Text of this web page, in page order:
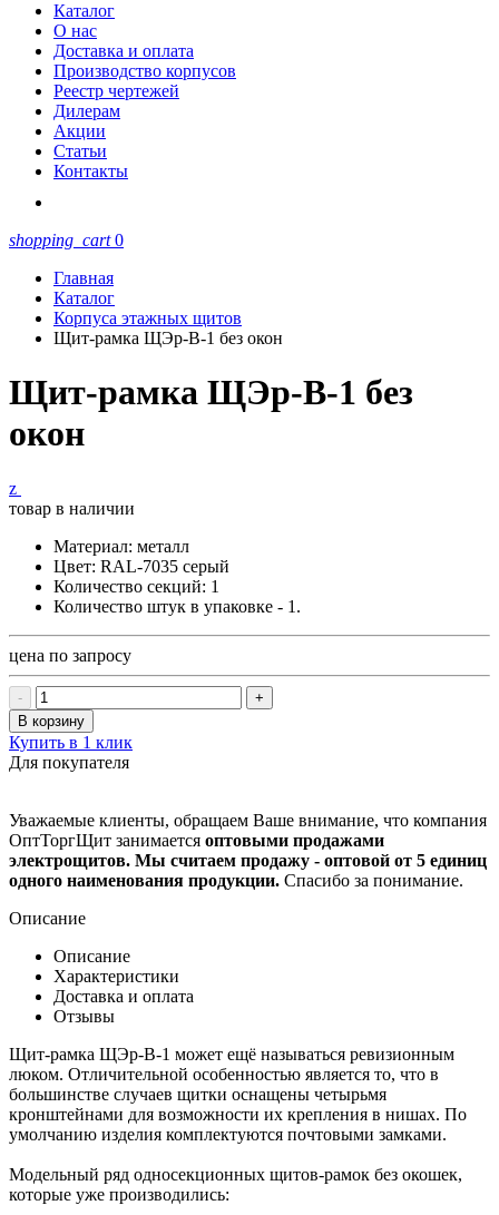
Каталог
О нас
Доставка и оплата
Производство корпусов
Реестр чертежей
Дилерам
Акции
Статьи
Контакты
shopping_cart 0
Главная
Каталог
Корпуса этажных щитов
Щит-рамка ЩЭр-В-1 без окон
Щит-рамка ЩЭр-В-1 без
окон
z
товар в наличии
Материал: металл
Цвет: RAL-7035 серый
Количество секций: 1
Количество штук в упаковке - 1.
цена по запросу
-
+
В корзину
Купить в 1 клик
Для покупателя
Уважаемые клиенты, обращаем Ваше внимание, что компания
ОптТоргЩит занимается оптовыми продажами
электрощитов. Мы считаем продажу - оптовой от 5 единиц
одного наименования продукции. Спасибо за понимание.
Описание
Описание
Характеристики
Доставка и оплата
Отзывы
Щит-рамка ЩЭр-В-1 может ещё называться ревизионным
люком. Отличительной особенностью является то, что в
большинстве случаев щитки оснащены четырьмя
кронштейнами для возможности их крепления в нишах. По
умолчанию изделия комплектуются почтовыми замками.
Модельный ряд односекционных щитов-рамок без окошек,
которые уже производились: